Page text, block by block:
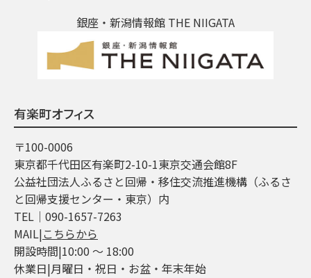
銀座・新潟情報館 THE NIIGATA
有楽町オフィス
〒100-0006
東京都千代田区有楽町2-10-1東京交通会館8F
公益社団法人ふるさと回帰・移住交流推進機構（ふるさ
と回帰支援センター・東京）内
TEL│090-1657-7263
MAIL|こちらから
開設時間|10:00 ～ 18:00
休業日|月曜日・祝日・お盆・年末年始